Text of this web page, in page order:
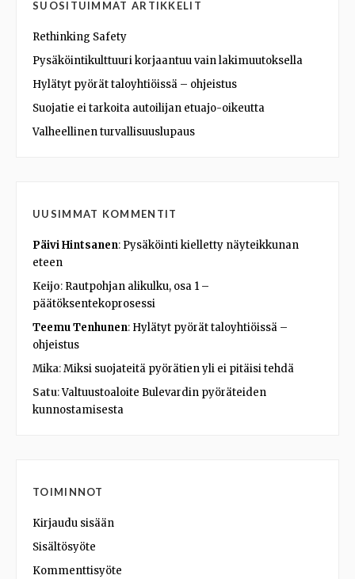
SUOSITUIMMAT ARTIKKELIT
Rethinking Safety
Pysäköintikulttuuri korjaantuu vain lakimuutoksella
Hylätyt pyörät taloyhtiöissä – ohjeistus
Suojatie ei tarkoita autoilijan etuajo-oikeutta
Valheellinen turvallisuuslupaus
UUSIMMAT KOMMENTIT
Päivi Hintsanen: Pysäköinti kielletty näyteikkunan
eteen
Keijo: Rautpohjan alikulku, osa 1 –
päätöksentekoprosessi
Teemu Tenhunen: Hylätyt pyörät taloyhtiöissä –
ohjeistus
Mika:Miksi suojateitä pyörätien yli ei pitäisi tehdä
Satu:Valtuustoaloite Bulevardin pyöräteiden
kunnostamisesta
TOIMINNOT
Kirjaudu sisään
Sisältösyöte
Kommenttisyöte